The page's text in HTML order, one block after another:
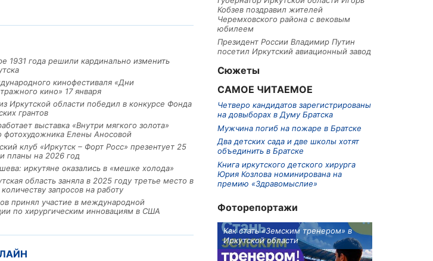
1931 года решили кардинально изменить
кинофестиваля «Дни
кино» 17 января
Иркутской области победил в конкурсе Фонда
грантов
выставка «Внутри мягкого золота»
фотохудожника Елены Аносовой
клуб «Иркутск – Форт Росс» презентует 25
планы на 2026 год
иркутяне оказались в «мешке холода»
область заняла в 2025 году третье место в
запросов на работу
принял участие в международной
по хирургическим инновациям в США
Кобзев поздравил жителей
Черемховского района с вековым
юбилеем
Президент России Владимир Путин
посетил Иркутский авиационный завод
Сюжеты
САМОЕ ЧИТАЕМОЕ
Четверо кандидатов зарегистрированы
на довыборах в Думу Братска
Мужчина погиб на пожаре в Братске
Два детских сада и две школы хотят
объединить в Братске
Книга иркутского детского хирурга
Юрия Козлова номинирована на
премию «Здравомыслие»
Фоторепортажи
Как стать «Земским тренером» в
Иркутской области